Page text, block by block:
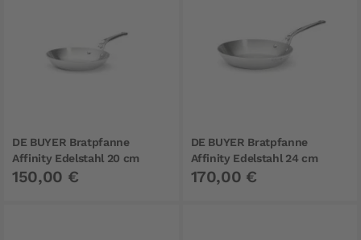
DE BUYER Bratpfanne
Affinity Edelstahl 20 cm
150,00 €
DE BUYER Bratpfanne
Affinity Edelstahl 24 cm
170,00 €